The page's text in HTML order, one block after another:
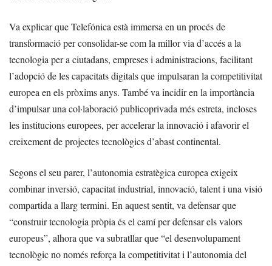
Va explicar que Telefónica està immersa en un procés de
transformació per consolidar-se com la millor via d’accés a la
tecnologia per a ciutadans, empreses i administracions, facilitant
l’adopció de les capacitats digitals que impulsaran la competitivitat
europea en els pròxims anys. També va incidir en la importància
d’impulsar una col·laboració publicoprivada més estreta, incloses
les institucions europees, per accelerar la innovació i afavorir el
creixement de projectes tecnològics d’abast continental.
Segons el seu parer, l’autonomia estratègica europea exigeix
combinar inversió, capacitat industrial, innovació, talent i una visió
compartida a llarg termini. En aquest sentit, va defensar que
“construir tecnologia pròpia és el camí per defensar els valors
europeus”, alhora que va subratllar que “el desenvolupament
tecnològic no només reforça la competitivitat i l’autonomia del